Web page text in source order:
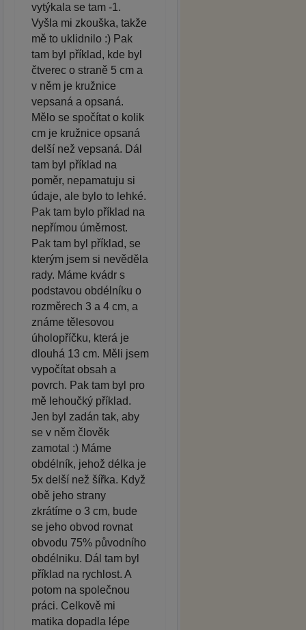
vytýkala se tam -1.
Vyšla mi zkouška, takže
mě to uklidnilo :) Pak
tam byl příklad, kde byl
čtverec o straně 5 cm a
v něm je kružnice
vepsaná a opsaná.
Mělo se spočítat o kolik
cm je kružnice opsaná
delší než vepsaná. Dál
tam byl příklad na
poměr, nepamatuju si
údaje, ale bylo to lehké.
Pak tam bylo příklad na
nepřímou úměrnost.
Pak tam byl příklad, se
kterým jsem si nevěděla
rady. Máme kvádr s
podstavou obdélníku o
rozměrech 3 a 4 cm, a
známe tělesovou
úholopříčku, která je
dlouhá 13 cm. Měli jsem
vypočítat obsah a
povrch. Pak tam byl pro
mě lehoučký příklad.
Jen byl zadán tak, aby
se v něm člověk
zamotal :) Máme
obdélník, jehož délka je
5x delší než šířka. Když
obě jeho strany
zkrátíme o 3 cm, bude
se jeho obvod rovnat
obvodu 75% původního
obdélniku. Dál tam byl
příklad na rychlost. A
potom na společnou
práci. Celkově mi
matika dopadla lépe